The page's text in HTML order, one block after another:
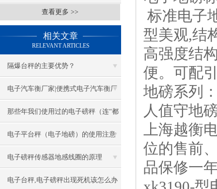
查看更多 >>
相关文章
RELEVANT ARTICLES
隔爆台秤的主要优势？
电子汽车衡厂家|便携式电子汽车衡厂
家
那些年我们使用过的电子磅秤（连“都
叫兽”都不知道）
电子平台秤（电子地磅）的使用注意
事项
电子磅秤传感器地感线圈的原理
电子台秤,电子磅秤出现死机该怎么办
标准电子
型美观,结
高强度结
便。可配
地磅系列
人值守地
上海越衡
位的售前
品保修一